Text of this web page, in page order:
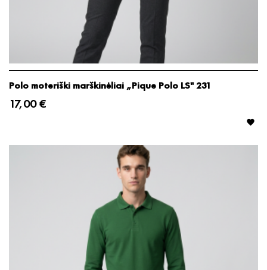
Polo moteriški marškinėliai „Pique Polo LS" 231
17,00 €
